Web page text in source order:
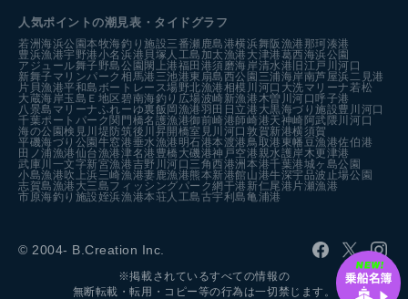
人気ポイントの潮見表・タイドグラフ
若洲海浜公園本牧海釣り施設三番瀬 鹿島港横浜舞阪漁港 那珂湊港
豊浜漁港宇野港小名浜港 貝塚人工島 加太漁港 大津港葛西海浜公園
アジュール舞子野島公園 閖上港福田港須磨海岸清水港 旧江戸川河口
新舞子マリンパーク 相馬港 三池港東扇島西公園 三浦海岸南芦屋浜二見港
片貝漁港平和島ボートレース場野北漁港相模川河口 大洗マリーナ若松
大蔵海岸玉島Ｅ地区 碧南海釣り広場波崎新漁港木曽川河口 呼子港
八景島マリーナふれーゆ裏飯岡漁港羽田 日立港 大黒海づり施設豊川河口
千葉ポートパーク 関門橋名護漁港御前崎港師崎港天神崎 阿武隈川河口
海の公園検見川堤防筑後川昇開橋室見川河口敦賀新港横須賀
平磯海づり公園 牛窓港垂水漁港 明石港本渡港鳥取港 東幡豆漁港佐伯港
田ノ浦漁港仙台漁港津名港 豊橋 大磯港神戸空港親水護岸木更津港
武庫川一文字新宮漁港吉野川河口 三角西港洲本港千葉港城ヶ島公園
小島漁港吹上浜三崎漁港妻鹿漁港熊本新港館山港牛深宇品波止場公園
志賀島漁港 大三島フィッシングパーク網干港 新仁尾港 片瀬漁港
市原海釣り施設姪浜漁港本荘人工島古宇利島亀浦港
© 2004- B.Creation Inc.
※掲載されているすべての情報の
無断転載・転用・コピー等の行為は一切禁じます。